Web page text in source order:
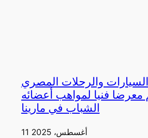
والرحلات المصري
معرضا فنيا لمواهب أعضائه
الشباب في مارينا
11 أغسطس، 2025